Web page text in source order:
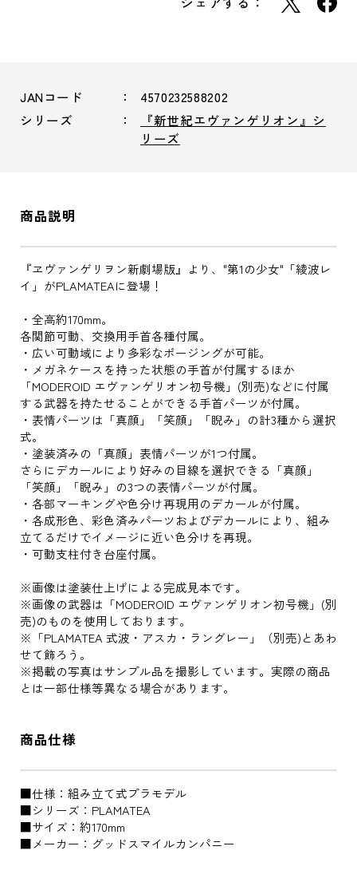
JANコード
4570232588202
シリーズ
『新世紀エヴァンゲリオン』シ
リーズ
商品説明
『ヱヴァンゲリヲン新劇場版』より、"第1の少女"「綾波レ
イ」がPLAMATEAに登場！
・全高約170mm。
各関節可動、交換用手首各種付属。
・広い可動域により多彩なポージングが可能。
・メガネケースを持った状態の手首が付属するほか
「MODEROID エヴァンゲリオン初号機」(別売)などに付属
する武器を持たせることができる手首パーツが付属。
・表情パーツは「真顔」「笑顔」「睨み」の計3種から選択
式。
・塗装済みの「真顔」表情パーツが1つ付属。
さらにデカールにより好みの目線を選択できる「真顔」
「笑顔」「睨み」の3つの表情パーツが付属。
・各部マーキングや色分け再現用のデカールが付属。
・各成形色、彩色済みパーツおよびデカールにより、組み
立てるだけでイメージに近い色分けを再現。
・可動支柱付き台座付属。
※画像は塗装仕上げによる完成見本です。
※画像の武器は「MODEROID エヴァンゲリオン初号機」(別
売)のものを使用しております。
※「PLAMATEA 式波・アスカ・ラングレー」（別売)とあわ
せて飾ろう。
※掲載の写真はサンプル品を撮影しています。実際の商品
とは一部仕様等異なる場合があります。
商品仕様
■仕様：組み立て式プラモデル
■シリーズ：PLAMATEA
■サイズ：約170mm
■メーカー：グッドスマイルカンパニー